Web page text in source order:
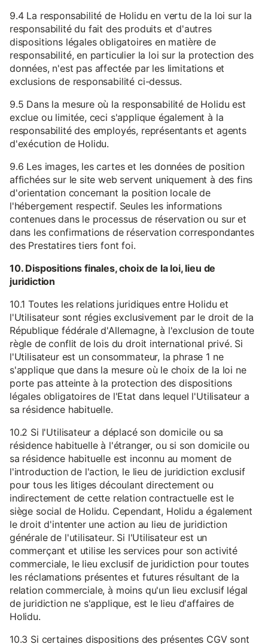
9.4 La responsabilité de Holidu en vertu de la loi sur la
responsabilité du fait des produits et d'autres
dispositions légales obligatoires en matière de
responsabilité, en particulier la loi sur la protection des
données, n'est pas affectée par les limitations et
exclusions de responsabilité ci-dessus.
9.5 Dans la mesure où la responsabilité de Holidu est
exclue ou limitée, ceci s'applique également à la
responsabilité des employés, représentants et agents
d'exécution de Holidu.
9.6 Les images, les cartes et les données de position
affichées sur le site web servent uniquement à des fins
d'orientation concernant la position locale de
l'hébergement respectif. Seules les informations
contenues dans le processus de réservation ou sur et
dans les confirmations de réservation correspondantes
des Prestatires tiers font foi.
10. Dispositions finales, choix de la loi, lieu de
juridiction
10.1 Toutes les relations juridiques entre Holidu et
l'Utilisateur sont régies exclusivement par le droit de la
République fédérale d'Allemagne, à l'exclusion de toute
règle de conflit de lois du droit international privé. Si
l'Utilisateur est un consommateur, la phrase 1 ne
s'applique que dans la mesure où le choix de la loi ne
porte pas atteinte à la protection des dispositions
légales obligatoires de l'Etat dans lequel l'Utilisateur a
sa résidence habituelle.
10.2 Si l'Utilisateur a déplacé son domicile ou sa
résidence habituelle à l'étranger, ou si son domicile ou
sa résidence habituelle est inconnu au moment de
l'introduction de l'action, le lieu de juridiction exclusif
pour tous les litiges découlant directement ou
indirectement de cette relation contractuelle est le
siège social de Holidu. Cependant, Holidu a également
le droit d'intenter une action au lieu de juridiction
générale de l'utilisateur. Si l'Utilisateur est un
commerçant et utilise les services pour son activité
commerciale, le lieu exclusif de juridiction pour toutes
les réclamations présentes et futures résultant de la
relation commerciale, à moins qu'un lieu exclusif légal
de juridiction ne s'applique, est le lieu d'affaires de
Holidu.
10.3 Si certaines dispositions des présentes CGV sont